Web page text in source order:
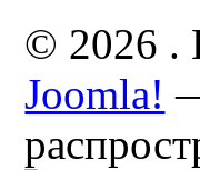
© 2026 .
Joomla!